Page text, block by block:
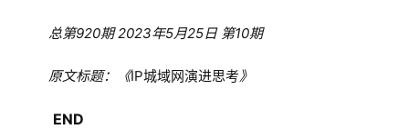
总第920期 2023年5月25日 第10期
原文标题：《IP城域网演进思考》
END